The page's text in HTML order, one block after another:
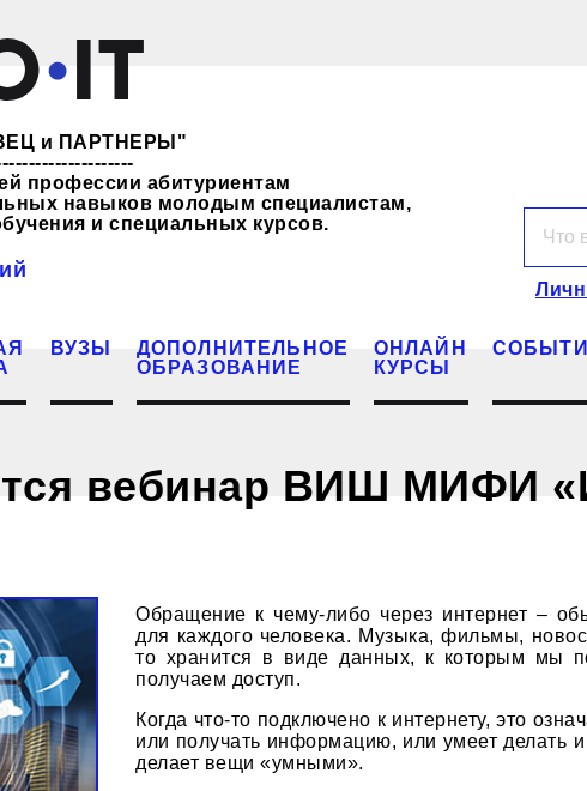
и ПАРТНЕРЫ"
профессии абитуриентам
навыков молодым специалистам,
и специальных курсов.
ВУЗЫ
ДОПОЛНИТЕЛЬНОЕ
ОБРАЗОВАНИЕ
ОНЛАЙН
КУРСЫ
вебинар ВИШ МИФИ
Обращение к чему-либо через интернет –
для каждого человека. Музыка, фильмы,
то хранится в виде данных, к которым мы
получаем доступ.
Когда что-то подключено к интернету, это
или получать информацию, или умеет делать
делает вещи «умными».